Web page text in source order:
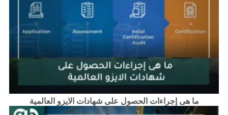
ما هى إجراءات الحصول على شهادات الايزو العالمية